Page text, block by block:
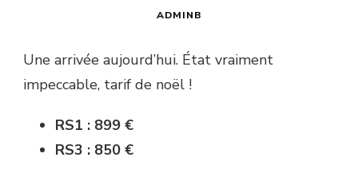
ADMINB
Une arrivée aujourd’hui. État vraiment
impeccable, tarif de noël !
RS1 : 899 €
RS3 : 850 €